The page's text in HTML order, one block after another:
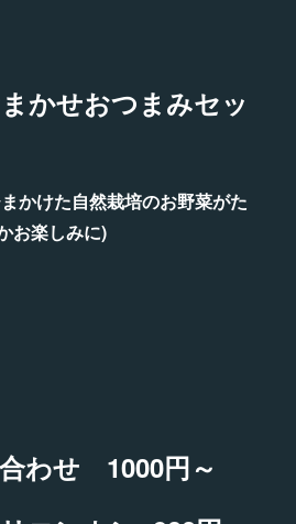
かせおつまみセッ
かけた自然栽培のお野菜がた
お楽しみに)
わせ 1000円～